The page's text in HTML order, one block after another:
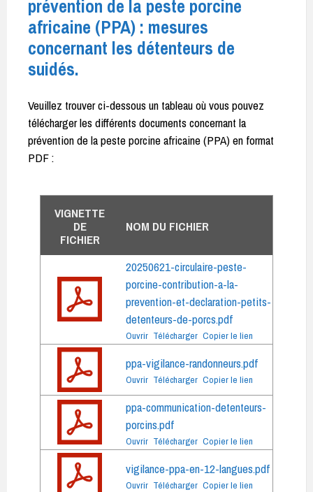
prévention de la peste porcine
africaine (PPA) : mesures
concernant les détenteurs de
suidés.
Veuillez trouver ci-dessous un tableau où vous pouvez
télécharger les différents documents concernant la
prévention de la peste porcine africaine (PPA) en format
PDF :
VIGNETTE
DE
FICHIER
NOM DU FICHIER
20250621-circulaire-peste-
porcine-contribution-a-la-
prevention-et-declaration-petits-
detenteurs-de-porcs.pdf
Ouvrir Télécharger Copier le lien
ppa-vigilance-randonneurs.pdf
Ouvrir Télécharger Copier le lien
ppa-communication-detenteurs-
porcins.pdf
Ouvrir Télécharger Copier le lien
vigilance-ppa-en-12-langues.pdf
Ouvrir Télécharger Copier le lien